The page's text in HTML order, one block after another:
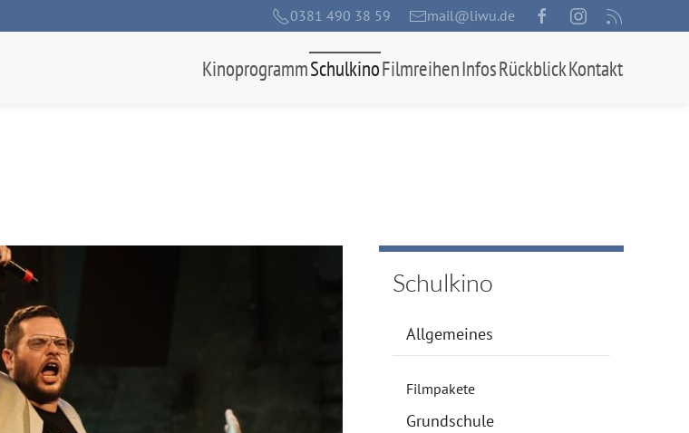
0381 490 38 59 mail@liwu.de
KinoprogrammSchulkinoFilmreihenInfosRückblickKontakt
Schulkino
Allgemeines
Filmpakete
Grundschule